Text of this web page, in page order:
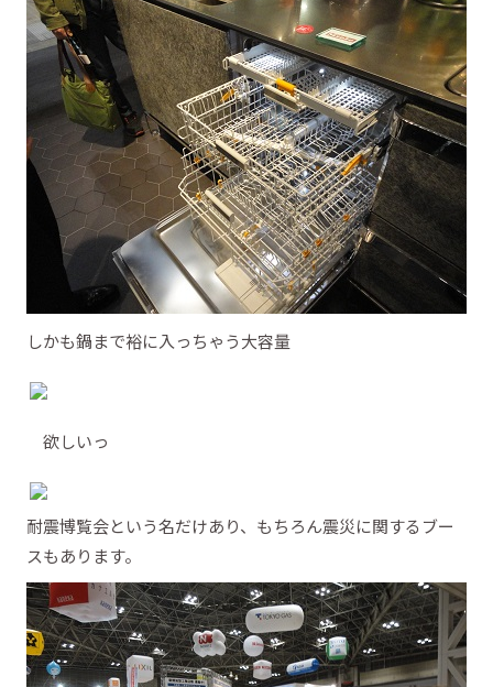
しかも鍋まで裕に入っちゃう大容量
欲しいっ
耐震博覧会という名だけあり、もちろん震災に関するブー
スもあります。